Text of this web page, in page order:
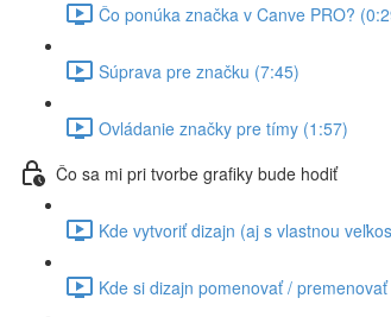
Čo ponúka značka v Canve PRO?
Súprava pre značku (7:45)
Ovládanie značky pre tímy (1:57)
Čo sa mi pri tvorbe grafiky bude hodiť
Kde vytvoriť dizajn (aj s vlastnou
Kde si dizajn pomenovať /